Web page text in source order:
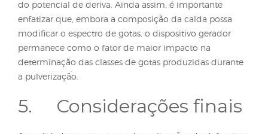
demandam maior cobertura. Pontas de jato plano
simples, geram gotas intermediárias (finas ou
enquanto pontas com pré‑orifício ou defletoras
produzem gotas variando de médias a grossas. Já
pontas com indução de ar são mais indicadas
segurança contra deriva.